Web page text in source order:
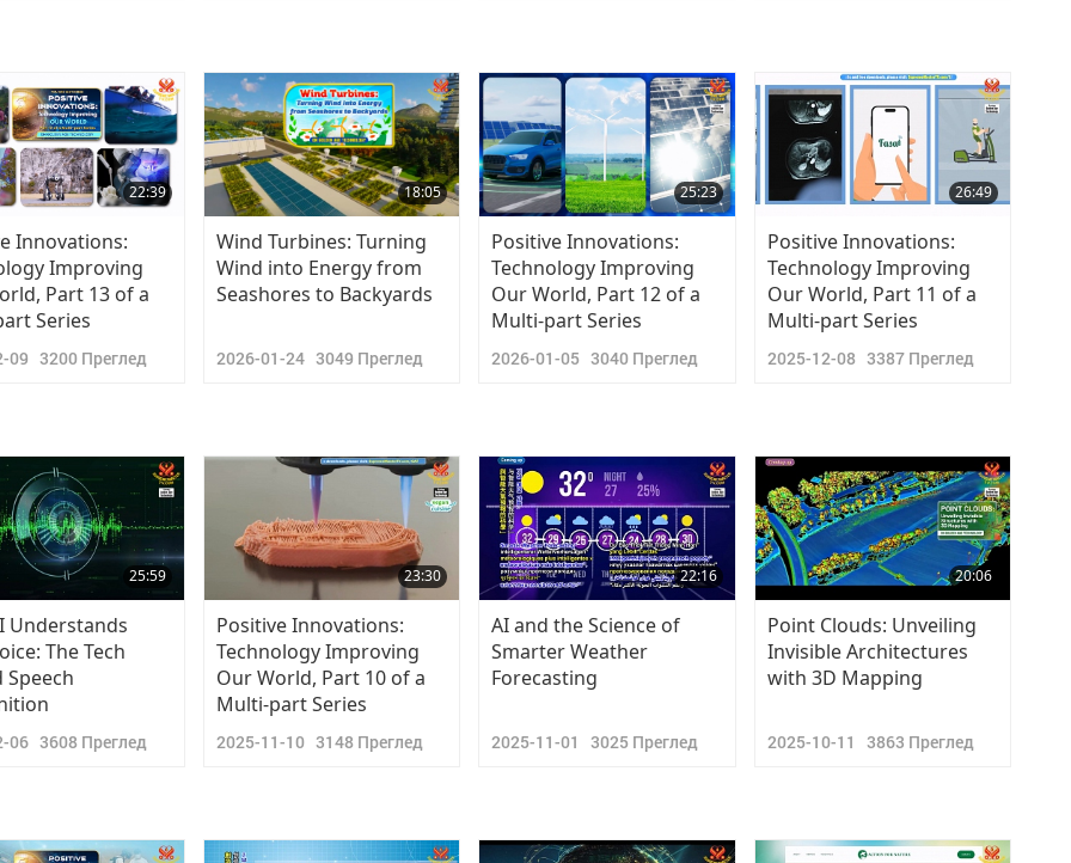
22:39
Innovations:
Improving
Part 13 of a
Series
09 3200 Преглед
18:05
Wind Turbines: Turning
Wind into Energy from
Seashores to Backyards
2026-01-24 3049 Преглед
25:23
Positive Innovations:
Technology Improving
Our World, Part 12 of a
Multi-part Series
2026-01-05 3040 Преглед
26:49
Positive Innovations:
Technology Improving
Our World, Part 11 of a
Multi-part Series
2025-12-08 3387Преглед
25:59
Understands
The Tech
Speech
06 3608 Преглед
23:30
Positive Innovations:
Technology Improving
Our World, Part 10 of a
Multi-part Series
2025-11-10 3148 Преглед
22:16
AI and the Science of
Smarter Weather
Forecasting
2025-11-01 3025 Преглед
20:06
Point Clouds: Unveiling
Invisible Architectures
with 3D Mapping
2025-10-11 3863 Преглед